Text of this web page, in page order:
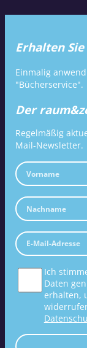
Erhalten
Einmalig
"Bücherservice".
Der
Regelmäßig
Mail-Newsletter.
Ich
Daten
erhalten,